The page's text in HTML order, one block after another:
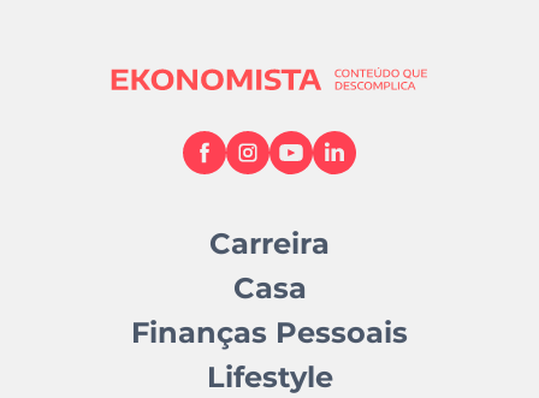
Carreira
Casa
Finanças Pessoais
Lifestyle